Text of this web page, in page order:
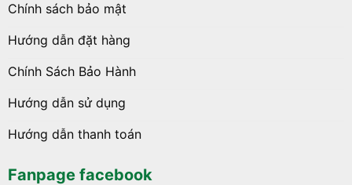
Chính sách bảo mật
Hướng dẫn đặt hàng
Chính Sách Bảo Hành
Hướng dẫn sử dụng
Hướng dẫn thanh toán
Fanpage facebook